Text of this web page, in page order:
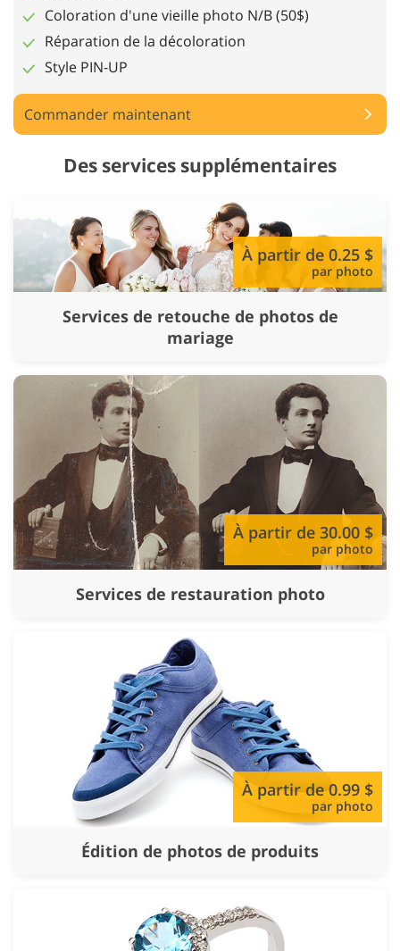
Coloration d'une vieille photo N/B (50$)
Réparation de la décoloration
Style PIN-UP
Commander maintenant
Des services supplémentaires
À partir de 0.25 $
par photo
Services de retouche de photos de
mariage
À partir de 30.00 $
par photo
Services de restauration photo
À partir de 0.99 $
par photo
Édition de photos de produits